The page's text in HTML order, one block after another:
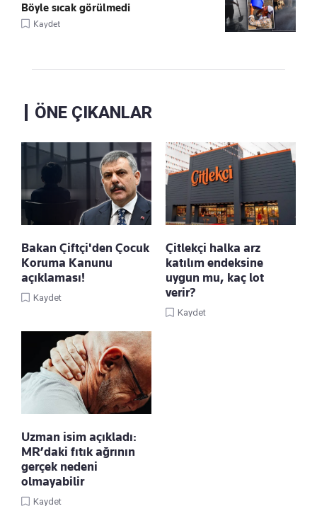
Böyle sıcak görülmedi
Kaydet
ÖNE ÇIKANLAR
Bakan Çiftçi'den Çocuk
Koruma Kanunu
açıklaması!
Kaydet
Çitlekçi halka arz
katılım endeksine
uygun mu, kaç lot
verir?
Kaydet
Uzman isim açıkladı:
MR’daki fıtık ağrının
gerçek nedeni
olmayabilir
Kaydet